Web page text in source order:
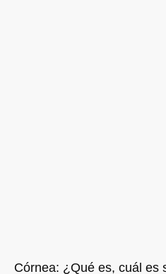
Córnea: ¿Qué es, cuál es